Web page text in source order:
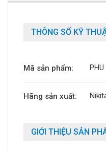
THÔNG SỐ KỸ
Mã sản phẩm:
Hãng sản xuất:
GIỚI THIỆU SẢN